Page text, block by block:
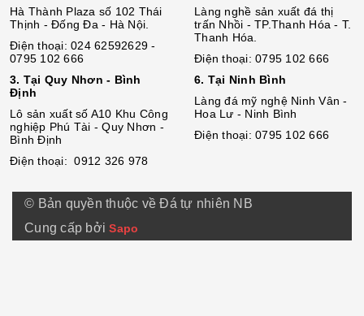
Hà Thành Plaza số 102 Thái
Thịnh - Đống Đa - Hà Nội.
Điện thoại: 024 62592629 -
0795 102 666
3. Tại Quy Nhơn - Bình
Định
Lô sản xuất số A10 Khu Công
nghiệp Phú Tài - Quy Nhơn -
Bình Định
Điện thoại: 0912 326 978
Làng nghề sản xuất đá thị
trấn Nhồi - TP.Thanh Hóa - T.
Thanh Hóa.
Điện thoại: 0795 102 666
6. Tại Ninh Bình
Làng đá mỹ nghệ Ninh Vân -
Hoa Lư - Ninh Bình
Điện thoại: 0795 102 666
© Bản quyền thuộc về Đá tự nhiên NB
Cung cấp bởiSapo